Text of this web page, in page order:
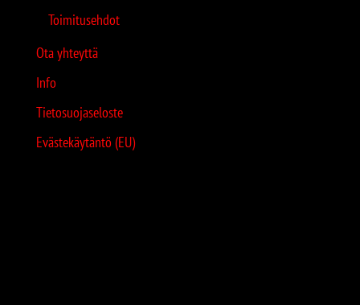
Toimitusehdot
Ota yhteyttä
Info
Tietosuojaseloste
Evästekäytäntö (EU)